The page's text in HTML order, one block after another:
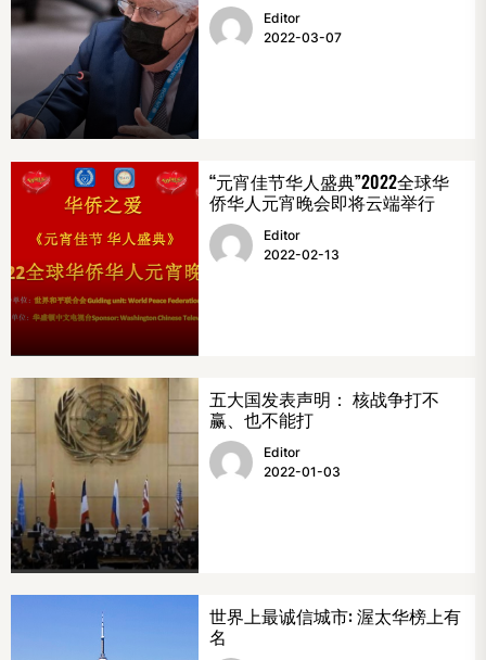
Editor
2022-03-07
“元宵佳节华人盛典”2022全球华
侨华人元宵晚会即将云端举行
Editor
2022-02-13
五大国发表声明： 核战争打不
赢、也不能打
Editor
2022-01-03
世界上最诚信城市: 渥太华榜上有
名